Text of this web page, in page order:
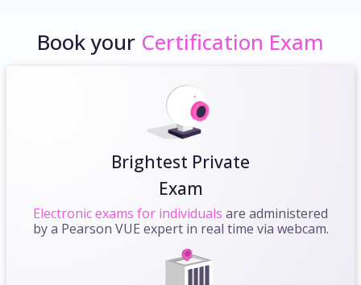
Book your Certification Exam
Brightest Private
Exam
Electronic exams for individuals are administered
by a Pearson VUE expert in real time via webcam.